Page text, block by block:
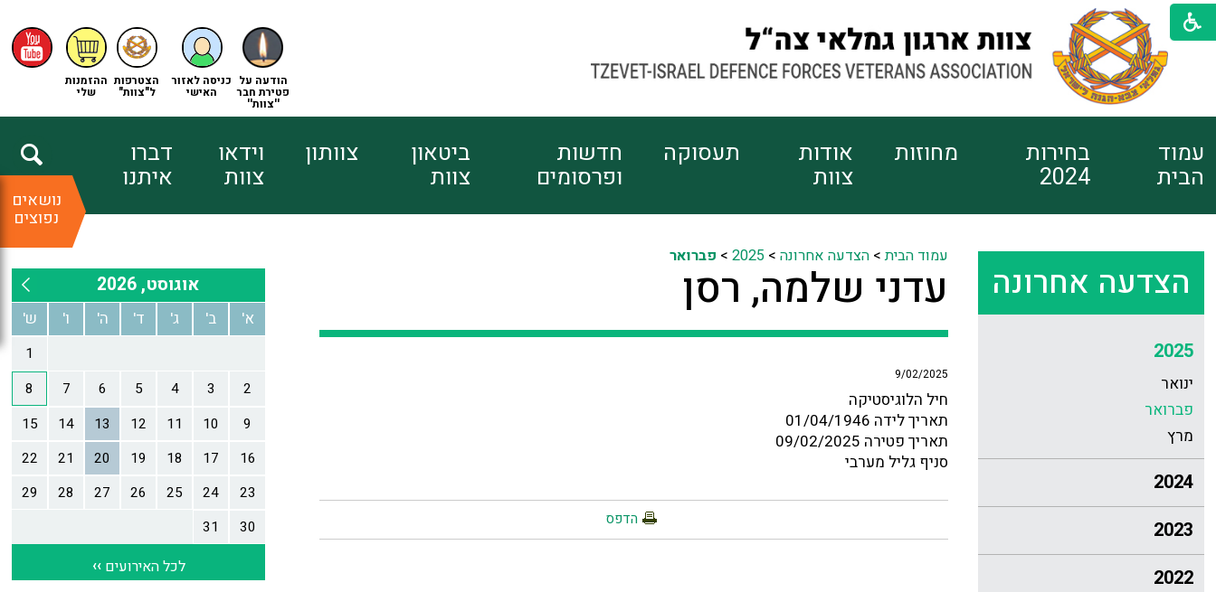
ההזמנות
שלי
הצטרפות
ל"צוות"
כניסה לאזור
האישי
הודעה על
פטירת חבר
''צוות''
עמוד
הבית
בחירות
2024
מחוזות אודות
צוות
תעסוקה חדשות
ופרסומים
ביטאון
צוות
צוותון וידאו
צוות
דברו
איתנו
נושאים
נפוצים
הצדעה אחרונה
2025
ינואר
פברואר
מרץ
2024
2023
2022
עמוד הבית>הצדעה אחרונה >
2025
> פברואר
עדני שלמה, רסן
9/02/2025
חיל הלוגיסטיקה
תאריך לידה 01/04/1946
תאריך פטירה 09/02/2025
סניף גליל מערבי
הדפס